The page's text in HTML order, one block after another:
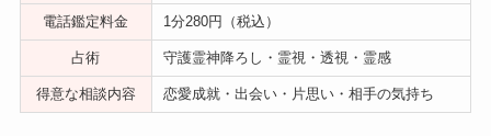
電話鑑定料金 1分280円（税込）
占術 守護霊神降ろし・霊視・透視・霊感
得意な相談内容 恋愛成就・出会い・片思い・相手の気持ち